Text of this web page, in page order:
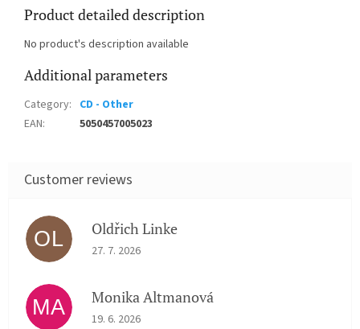
Product detailed description
No product's description available
Additional parameters
Category: CD - Other
EAN: 5050457005023
OL Oldřich Linke
The store rating is 5 out of 5 stars.
27. 7. 2026
MA Monika Altmanová
The store rating is 5 out of 5 stars.
19. 6. 2026